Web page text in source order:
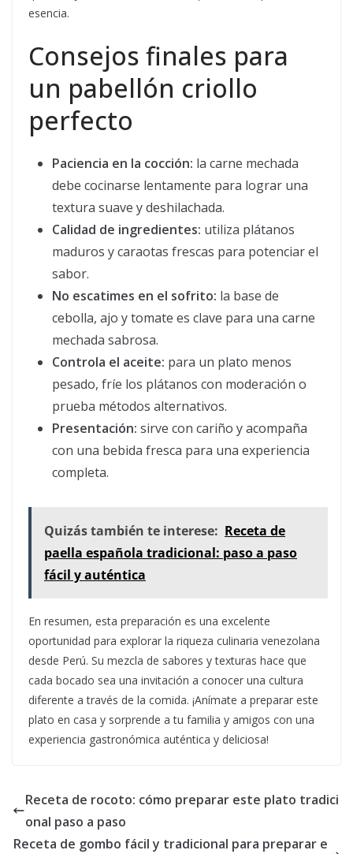
esencia.
Consejos finales para
un pabellón criollo
perfecto
Paciencia en la cocción: la carne mechada
debe cocinarse lentamente para lograr una
textura suave y deshilachada.
Calidad de ingredientes: utiliza plátanos
maduros y caraotas frescas para potenciar el
sabor.
No escatimes en el sofrito: la base de
cebolla, ajo y tomate es clave para una carne
mechada sabrosa.
Controla el aceite: para un plato menos
pesado, fríe los plátanos con moderación o
prueba métodos alternativos.
Presentación: sirve con cariño y acompaña
con una bebida fresca para una experiencia
completa.
Quizás también te interese: Receta de
paella española tradicional: paso a paso
fácil y auténtica
En resumen, esta preparación es una excelente
oportunidad para explorar la riqueza culinaria venezolana
desde Perú. Su mezcla de sabores y texturas hace que
cada bocado sea una invitación a conocer una cultura
diferente a través de la comida. ¡Anímate a preparar este
plato en casa y sorprende a tu familia y amigos con una
experiencia gastronómica auténtica y deliciosa!
Receta de rocoto: cómo preparar este plato tradici
onal paso a paso
Receta de gombo fácil y tradicional para preparar e